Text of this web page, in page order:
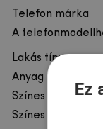
Telefon márka
A
Lakás típusa
Anyag
Színes
Színes motívum
Ez